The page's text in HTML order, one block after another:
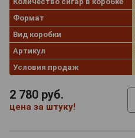
Формат
Вид коробки
Артикул
Условия продаж
2 780 руб.
цена за штуку!